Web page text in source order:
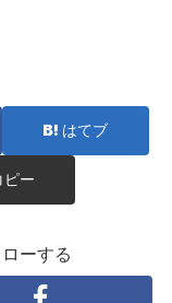
はてブ
ピー
ーする